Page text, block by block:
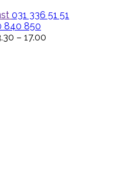
031 336 51 51
840 850
– 17.00